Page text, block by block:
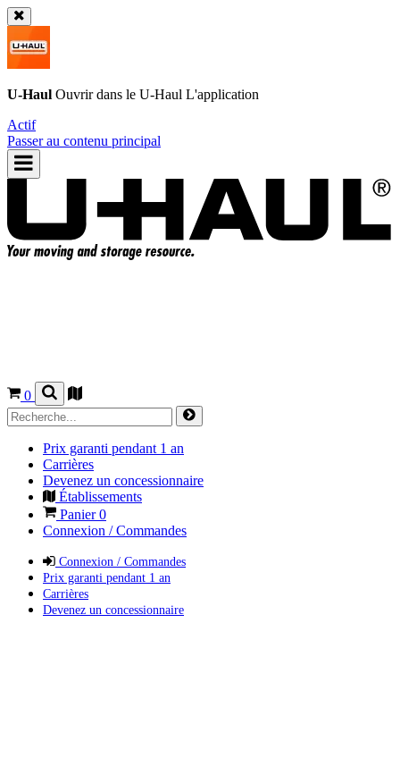
U-Haul Ouvrir dans le U-Haul L'application
Actif
Passer au contenu principal
0
Prix garanti pendant 1 an
Carrières
Devenez un concessionnaire
Établissements
Panier0
Connexion / Commandes
Connexion / Commandes
Prix garanti pendant 1 an
Carrières
Devenez un concessionnaire